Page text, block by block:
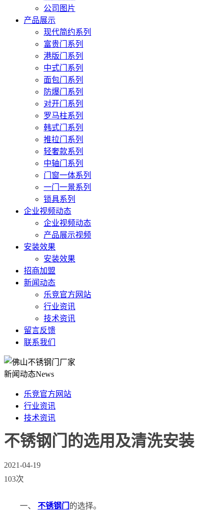
公司图片
产品展示
现代简约系列
富贵门系列
港版门系列
中式门系列
面包门系列
防爆门系列
对开门系列
罗马柱系列
韩式门系列
推拉门系列
轻奢款系列
中轴门系列
门窗一体系列
一门一景系列
锁具系列
企业视频动态
企业视频动态
产品展示视频
安装效果
安装效果
招商加盟
新闻动态
乐竞官方网站
行业资讯
技术资讯
留言反馈
联系我们
新闻动态News
乐竞官方网站
行业资讯
技术资讯
不锈钢门的选用及清洗安装
2021-04-19
103次
一、 不锈钢门 的选择。